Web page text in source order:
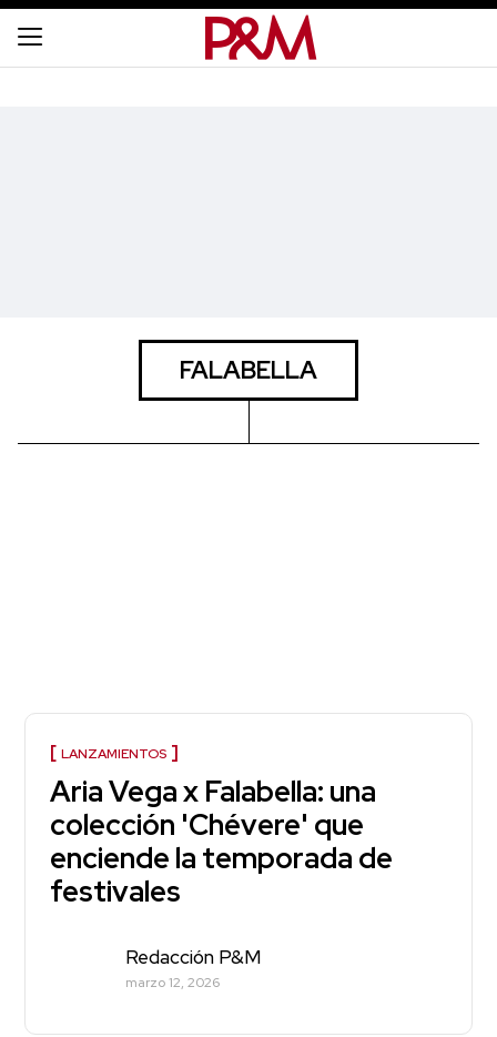
FALABELLA
LANZAMIENTOS
Aria Vega x Falabella: una
colección 'Chévere' que
enciende la temporada de
festivales
Redacción P&M
marzo 12, 2026